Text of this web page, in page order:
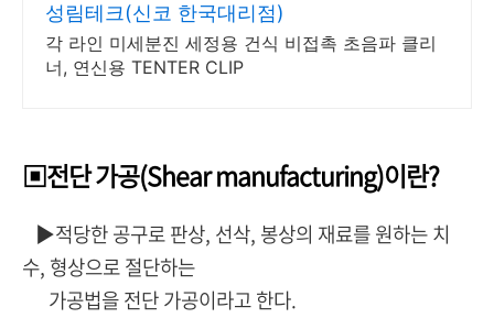
성림테크(신코 한국대리점)
각 라인 미세분진 세정용 건식 비접촉 초음파 클리
너, 연신용 TENTER CLIP
▣전단 가공(Shear manufacturing)이란?
▶적당한 공구로 판상, 선삭, 봉상의 재료를 원하는 치
수, 형상으로 절단하는
가공법을 전단 가공이라고 한다.